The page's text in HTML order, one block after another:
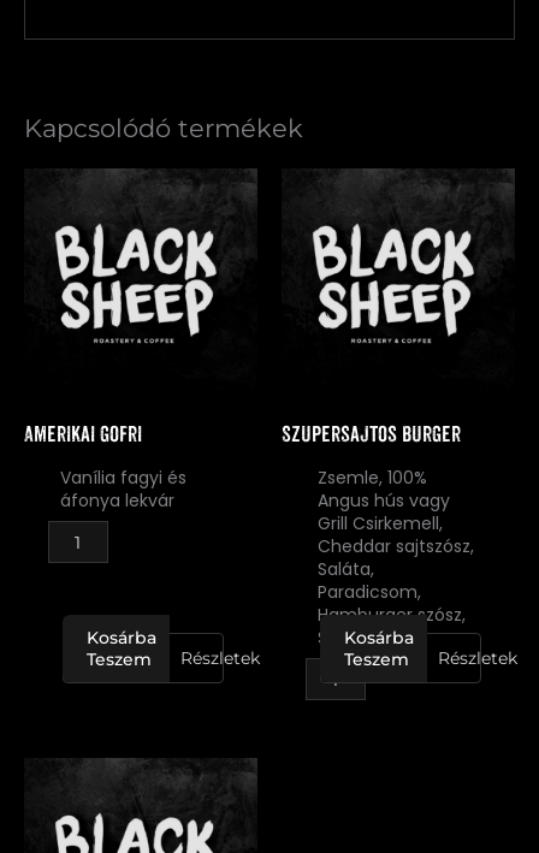
Kapcsolódó termékek
Amerikai gofri
Vanília fagyi és
áfonya lekvár
Részletek
Amerikai
mennyiség
Kosárba
Teszem
Szupersajtos burger
Zsemle, 100%
Angus hús vagy
Grill Csirkemell,
Cheddar sajtszósz,
Saláta,
Paradicsom,
Hamburger szósz,
Sült krumpli
Részletek
Szupersajtos
mennyiség
Kosárba
Teszem
Töltött
kenyér